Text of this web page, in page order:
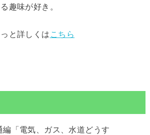
趣味が好き。
と詳しくは こちら
「電気、ガス、水道どうす